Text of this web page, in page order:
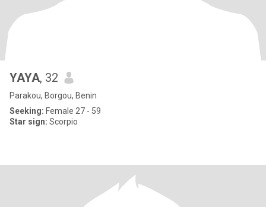
YAYA, 32
Parakou, Borgou, Benin
Seeking: Female 27 - 59
Star sign: Scorpio